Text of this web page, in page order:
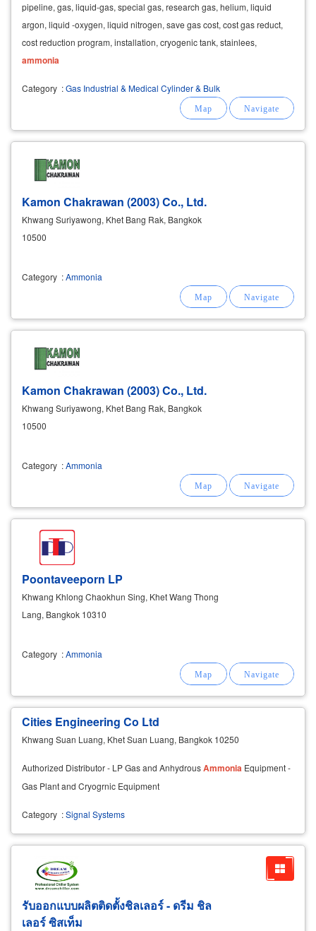
pipeline, gas, liquid-gas, special gas, research gas, helium, liquid
argon, liquid -oxygen, liquid nitrogen, save gas cost, cost gas reduct,
cost reduction program, installation, cryogenic tank, stainlees,
ammonia
Category :Gas Industrial & Medical Cylinder & Bulk
Kamon Chakrawan (2003) Co., Ltd.
Khwang Suriyawong, Khet Bang Rak, Bangkok
10500
Category :Ammonia
Kamon Chakrawan (2003) Co., Ltd.
Khwang Suriyawong, Khet Bang Rak, Bangkok
10500
Category :Ammonia
Poontaveeporn LP
Khwang Khlong Chaokhun Sing, Khet Wang Thong
Lang, Bangkok 10310
Category :Ammonia
Cities Engineering Co Ltd
Khwang Suan Luang, Khet Suan Luang, Bangkok 10250
Authorized Distributor - LP Gas and AnhydrousAmmonia Equipment -
Gas Plant and Cryogrnic Equipment
Category :Signal Systems
รับออกแบบผลิตติดตั้งชิลเลอร์ - ดรีม ชิล
เลอร์ ซิสเท็ม